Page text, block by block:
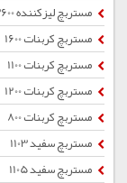
مستربچ لیزکننده 3600
مستربچ کربنات 1600
مستربچ کربنات 1100
مستربچ کربنات 1200
مستربچ کربنات 800
مستربچ سفید 1103
مستربچ سفید 1105